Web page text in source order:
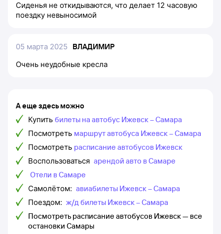
Сиденья не откидываются, что делает 12 часовую
поездку невыносимой
05 марта 2025
ВЛАДИМИР
Очень неудобные кресла
А еще здесь можно
Купить билеты на автобус Ижевск – Самара
Посмотреть маршрут автобуса Ижевск – Самара
Посмотреть расписание автобусов Ижевск
Воспользоваться арендой авто в Самаре
Отели в Самаре
Самолётом: авиабилеты Ижевск – Самара
Поездом: ж/д билеты Ижевск – Самара
Посмотреть расписание автобусов Ижевск — все
остановки Самары